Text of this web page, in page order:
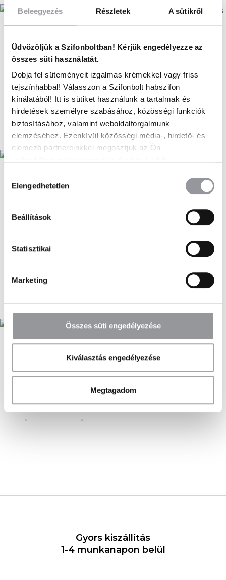
Beleegyezés Részletek A sütikről
Üdvözöljük a Szifonboltban! Kérjük engedélyezze az
összes süti használatát.
Dobja fel süteményeit izgalmas krémekkel vagy friss
tejszínhabbal! Válasszon a Szifonbolt habszifon
kínálatából! Itt is sütiket használunk a tartalmak és
hirdetések személyre szabásához, közösségi funkciók
biztosításához, valamint weboldalforgalmunk
elemzéséhez. Ezenkívül közösségi média-, hirdető- és
elemező partnereinkkel megosztjuk az Ön
amelyeket Ön adott meg számukra vagy az Ön által
kiválasztása
Elengedhetetlen
Beállítások
Statisztikai
Marketing
Összes süti engedélyezése
Kiválasztás engedélyezése
Megtagadom
iSi rozsdamentes
szódaszifon 1 liter
24 990Ft
Nincs raktáron
Kosárba
Kayser rozsdamentes
25 990Ft
Nincs raktáron
Kosárba
iSi RETRO Classic
29 990
Kosárba
szódaszifon 1 liter 10
darab szódapatronnal
Ft
Nincs raktáron
Kosárba
Gyors kiszállítás
1-4 munkanapon belül